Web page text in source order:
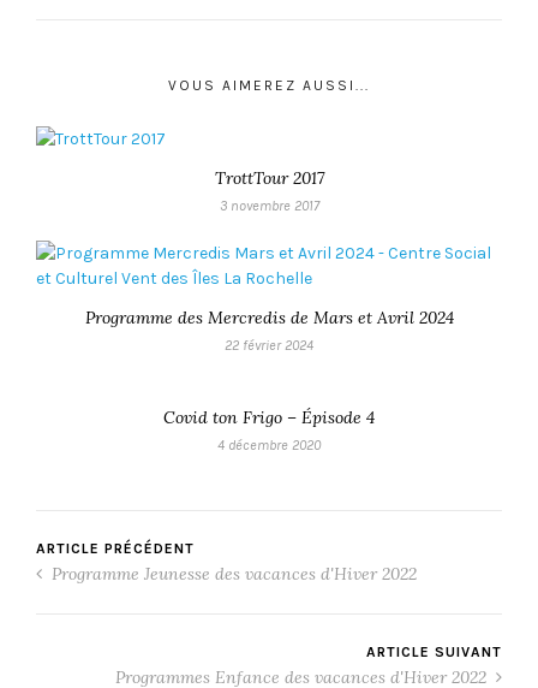
VOUS AIMEREZ AUSSI...
TrottTour 2017
3 novembre 2017
Programme des Mercredis de Mars et Avril 2024
22 février 2024
Covid ton Frigo – Épisode 4
4 décembre 2020
ARTICLE PRÉCÉDENT
Programme Jeunesse des vacances d'Hiver 2022
ARTICLE SUIVANT
Programmes Enfance des vacances d'Hiver 2022